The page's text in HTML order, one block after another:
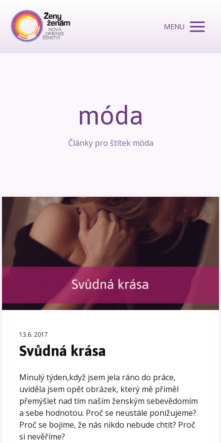
MENU
móda
Články pro štítek móda
13.6. 2017
Svůdná krása
Minulý týden,když jsem jela ráno do práce,
uviděla jsem opět obrázek, který mě přiměl
přemýšlet nad tím naším ženským sebevědomím
a sebe hodnotou. Proč se neustále ponižujeme?
Proč se bojíme, že nás nikdo nebude chtít? Proč
si nevěříme?